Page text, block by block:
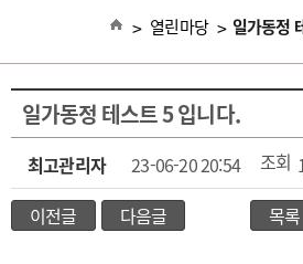
> 열린마당 > 일가동정
일가동정 테스트 5 입니다.
최고관리자 23-06-20 20:54 조회
이전글
다음글 목록